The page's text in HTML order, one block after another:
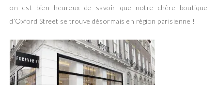
on est bien heureux de savoir que notre chère boutique
d’Oxford Street se trouve désormais en région parisienne !